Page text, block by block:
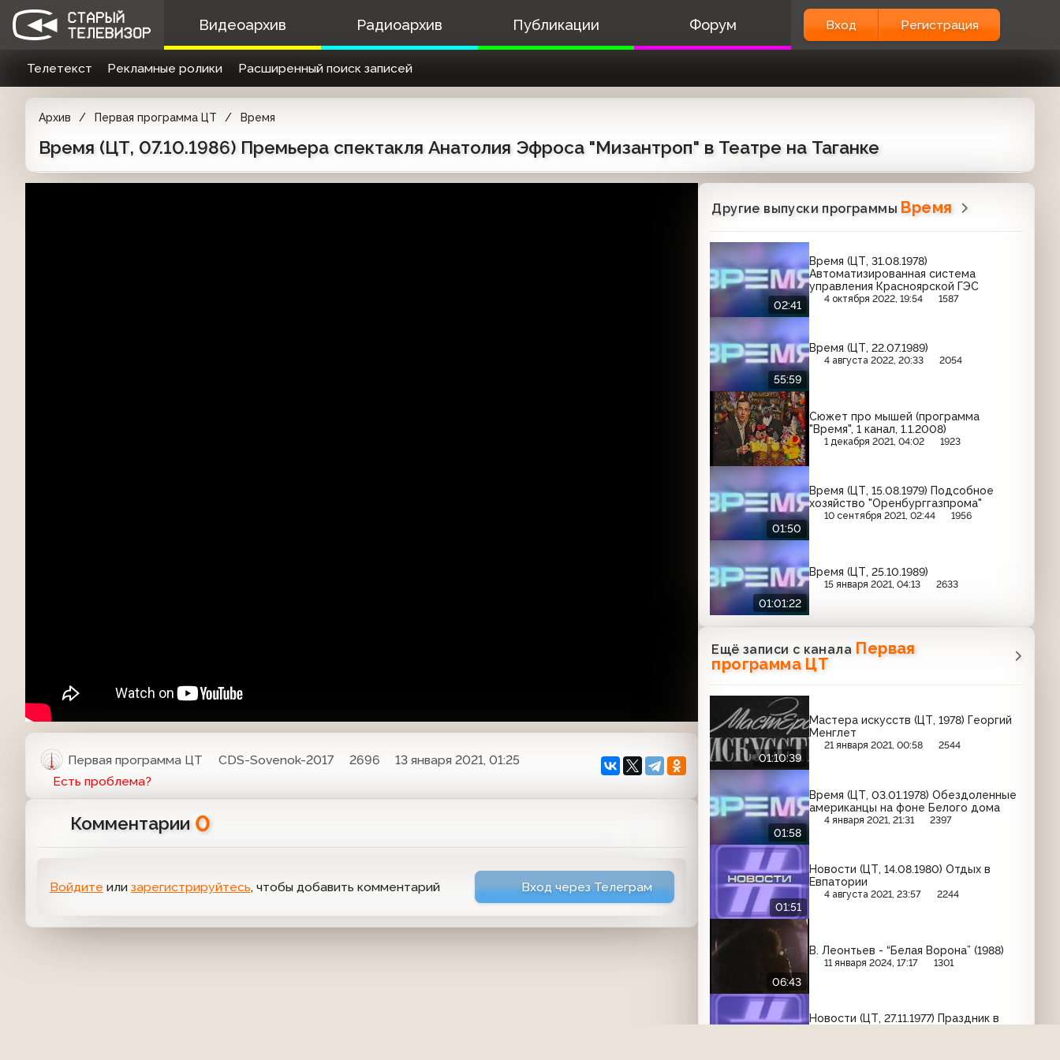
Видеоархив Радиоархив Публикации Форум Вход Регистрация
Телетекст Рекламные ролики Расширенный поиск записей
Архив Первая программа ЦТ Время
Время (ЦТ, 07.10.1986) Премьера спектакля Анатолия Эфроса "Мизантроп" в Театре на Таганке
Первая программа ЦТ CDS-Sovenok-2017 2696
13 января 2021, 01:25
Есть проблема?
Комментарии 0
Войдите или зарегистрируйтесь, чтобы добавить комментарий Вход через Телеграм
Другие выпуски программы Время
02:41
Время (ЦТ, 31.08.1978)
Автоматизированная система
управления Красноярской ГЭС
4 октября 2022, 19:54 1587
55:59
Время (ЦТ, 22.07.1989)
4 августа 2022, 20:33 2054
Сюжет про мышей (программа
"Время", 1 канал, 1.1.2008)
1 декабря 2021, 04:02 1923
01:50
Время (ЦТ, 15.08.1979) Подсобное
хозяйство "Оренбурггазпрома"
10 сентября 2021, 02:44 1956
01:01:22
Время (ЦТ, 25.10.1989)
15 января 2021, 04:13 2633
Ещё записи с канала Первая
программа ЦТ
01:10:39
Мастера искусств (ЦТ, 1978) Георгий
Менглет
21 января 2021, 00:58 2544
01:58
Время (ЦТ, 03.01.1978) Обездоленные
американцы на фоне Белого дома
4 января 2021, 21:31 2397
01:51
Новости (ЦТ, 14.08.1980) Отдых в
Евпатории
4 августа 2021, 23:57 2244
06:43
В. Леонтьев - “Белая Ворона” (1988)
11 января 2024, 17:17 1301
Новости (ЦТ, 27.11.1977) Праздник в